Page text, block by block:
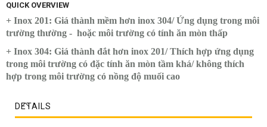
QUICK OVERVIEW
+ Inox 201: Giá thành mềm hơn inox 304/ Ứng dụng trong môi
trường thường - hoặc môi trường có tính ăn mòn thấp
+ Inox 304: Giá thành đắt hơn inox 201/ Thích hợp ứng dụng
trong môi trường có đặc tính ăn mòn tầm khá/ không thích
hợp trong môi trường có nồng độ muối cao
DETAILS